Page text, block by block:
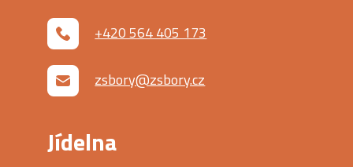
+420 564 405 173
zsbory@zsbory.cz
Jídelna